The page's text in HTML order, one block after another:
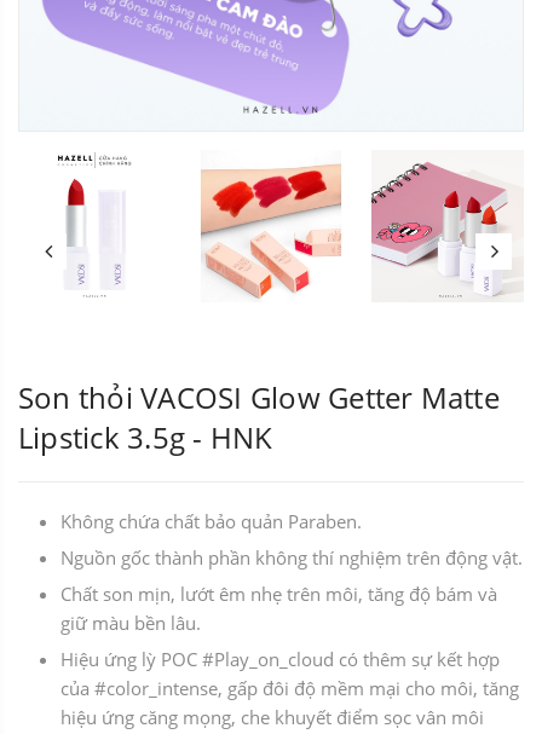
Son thỏi VACOSI Glow Getter Matte
Lipstick 3.5g - HNK
Không chứa chất bảo quản Paraben.
Nguồn gốc thành phần không thí nghiệm trên động vật.
Chất son mịn, lướt êm nhẹ trên môi, tăng độ bám và
giữ màu bền lâu.
Hiệu ứng lỳ POC #Play_on_cloud có thêm sự kết hợp
của #color_intense, gấp đôi độ mềm mại cho môi, tăng
hiệu ứng căng mọng, che khuyết điểm sọc vân môi